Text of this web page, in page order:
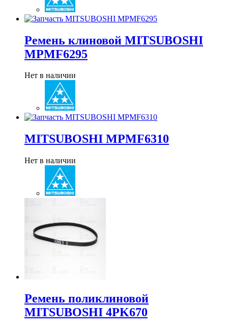
Ремень клиновой MITSUBOSHI
MPMF6295
Нет в наличии
MITSUBOSHI MPMF6310
Нет в наличии
Ремень поликлиновой
MITSUBOSHI 4PK670